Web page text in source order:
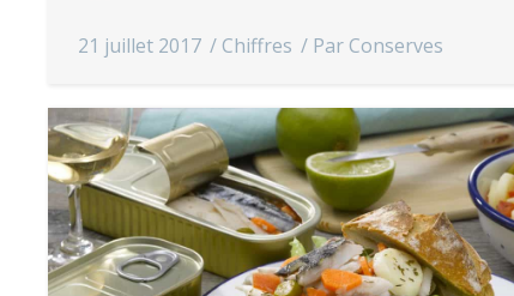
21 juillet 2017 Chiffres Par Conserves